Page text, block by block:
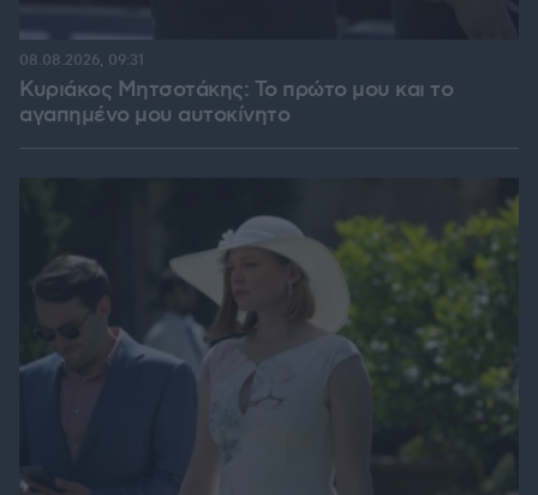
Κυριάκος Μητσοτάκης: Το πρώτο μου και το
αγαπημένο μου αυτοκίνητο
08.08.2026, 09:31